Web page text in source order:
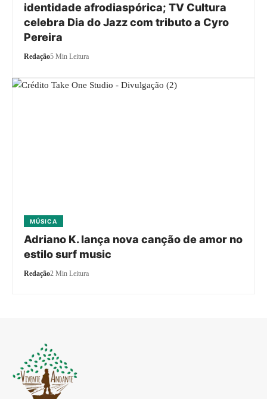
identidade afrodiaspórica; TV Cultura
celebra Dia do Jazz com tributo a Cyro
Pereira
Redação5 Min Leitura
MÚSICA
Adriano K. lança nova canção de amor no
estilo surf music
Redação2 Min Leitura